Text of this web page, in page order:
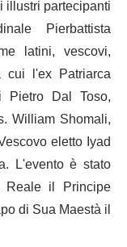
partecipanti
Pierbattista
latini, vescovi,
l'ex Patriarca
Pietro Dal Toso,
William Shomali,
eletto Iyad
L'evento è stato
il Principe
di Sua Maestà il